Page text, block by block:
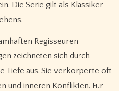
Die Serie gilt als Klassiker
Regisseuren
zeichneten sich durch
Tiefe aus. Sie verkörperte oft
und inneren Konflikten. Für